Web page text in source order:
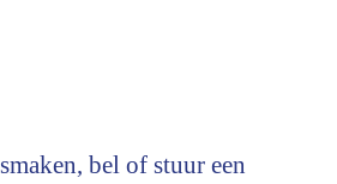
bel of stuur een